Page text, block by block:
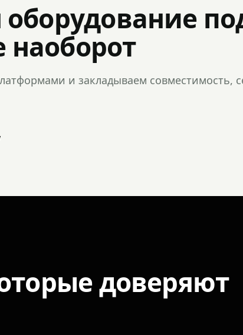
наоборот
и закладываем совместимость,
доверяют